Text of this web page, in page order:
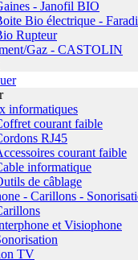
- Janofil BIO
Bio électrique -
Rupteur
Gaz - CASTOLIN
informatiques
courant faible
RJ45
courant faible
informatique
de câblage
- Carillons -
et Visiophone
TV